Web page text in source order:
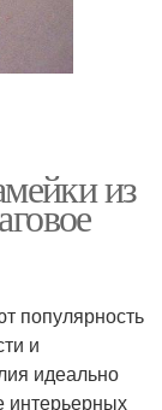
из
популярность
и
идеально
интерьерных